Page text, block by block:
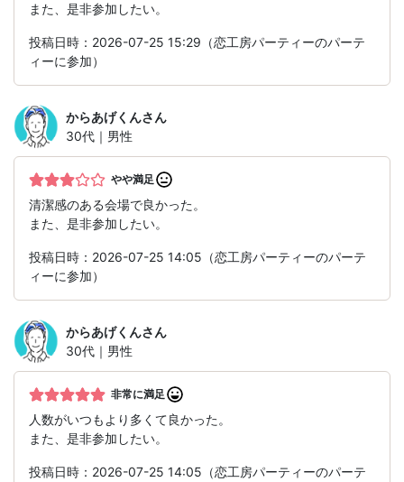
また、是非参加したい。
投稿日時：2026-07-25 15:29（恋工房パーティーのパーテ
ィーに参加）
からあげくんさん
30代｜男性
やや満足
清潔感のある会場で良かった。
また、是非参加したい。
投稿日時：2026-07-25 14:05（恋工房パーティーのパーテ
ィーに参加）
からあげくんさん
30代｜男性
非常に満足
人数がいつもより多くて良かった。
また、是非参加したい。
投稿日時：2026-07-25 14:05（恋工房パーティーのパーテ